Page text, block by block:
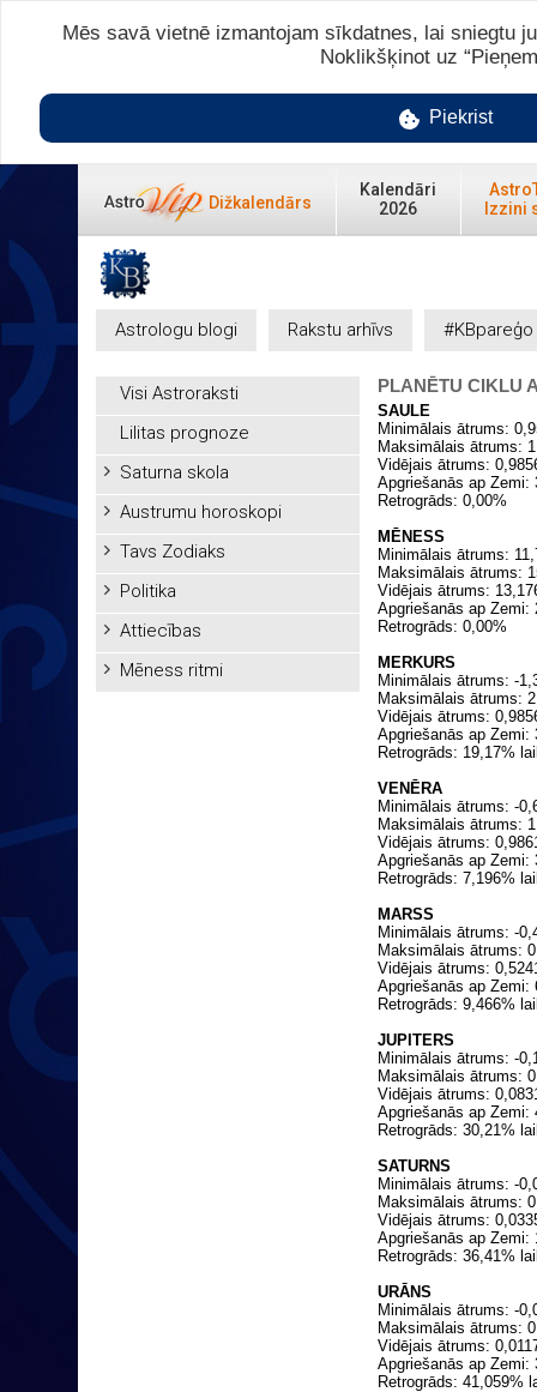
Dižkalendārs
Kalendāri
2026
Izzini
Astrologu blogi Rakstu arhīvs #KBpareģo
Visi Astroraksti
Lilitas prognoze
Saturna skola
Austrumu horoskopi
Tavs Zodiaks
Politika
Attiecības
Mēness ritmi
PLANĒTU CIKLU
SAULE
Minimālais ātrums:
Maksimālais ātrums:
Vidējais ātrums:
Apgriešanās ap Zemi:
Retrogrāds: 0,00%
MĒNESS
Minimālais ātrums:
Maksimālais ātrums:
Vidējais ātrums:
Apgriešanās ap Zemi:
Retrogrāds: 0,00%
МERKURS
Minimālais ātrums: -
Maksimālais ātrums:
Vidējais ātrums:
Apgriešanās ap Zemi:
Retrogrāds: 19,17%
VENĒRA
Minimālais ātrums: -
Maksimālais ātrums:
Vidējais ātrums:
Apgriešanās ap Zemi:
Retrogrāds: 7,196%
МARSS
Minimālais ātrums: -
Maksimālais ātrums:
Vidējais ātrums:
Apgriešanās ap Zemi:
Retrogrāds: 9,466%
JUPITERS
Minimālais ātrums: -
Maksimālais ātrums:
Vidējais ātrums:
Apgriešanās ap Zemi:
Retrogrāds: 30,21%
SATURNS
Minimālais ātrums: -
Maksimālais ātrums:
Vidējais ātrums:
Apgriešanās ap Zemi:
Retrogrāds: 36,41%
URĀNS
Minimālais ātrums: -
Maksimālais ātrums:
Vidējais ātrums:
Apgriešanās ap Zemi:
Retrogrāds: 41,059%
Mēs savā vietnē izmantojam sīkdatnes, lai sniegtu
Noklikšķinot uz
Piekrist